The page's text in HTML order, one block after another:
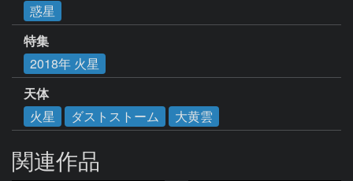
惑星
特集
2018年 火星
天体
火星
ダストストーム 大黄雲
関連作品